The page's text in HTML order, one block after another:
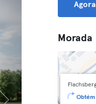
Morada